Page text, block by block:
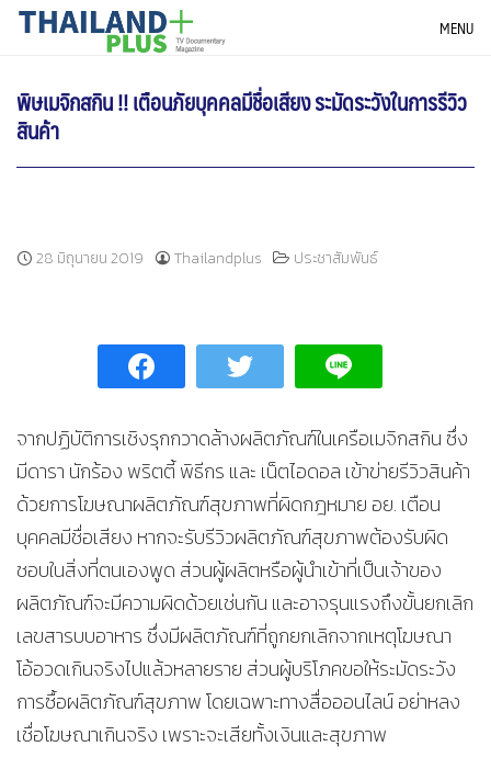
SkipTHAILANDPLUS NEWS MENU
พิษเมจิกสกิน !! เตือนภัยบุคคลมีชื่อเสียง ระมัดระวังในการรีวิว
สินค้า
28 มิถุนายน 2019 Thailandplus ประชาสัมพันธ์
จากปฏิบัติการเชิงรุกกวาดล้างผลิตภัณฑ์ในเครือเมจิกสกิน ซึ่ง
มีดารา นักร้อง พริตตี้ พิธีกร และ เน็ตไอดอล เข้าข่ายรีวิวสินค้า
ด้วยการโฆษณาผลิตภัณฑ์สุขภาพที่ผิดกฎหมาย อย. เตือน
บุคคลมีชื่อเสียง หากจะรับรีวิวผลิตภัณฑ์สุขภาพต้องรับผิด
ชอบในสิ่งที่ตนเองพูด ส่วนผู้ผลิตหรือผู้นำเข้าที่เป็นเจ้าของ
ผลิตภัณฑ์จะมีความผิดด้วยเช่นกัน และอาจรุนแรงถึงขั้นยกเลิก
เลขสารบบอาหาร ซึ่งมีผลิตภัณฑ์ที่ถูกยกเลิกจากเหตุโฆษณา
โอ้อวดเกินจริงไปแล้วหลายราย ส่วนผู้บริโภคขอให้ระมัดระวัง
การซื้อผลิตภัณฑ์สุขภาพ โดยเฉพาะทางสื่อออนไลน์ อย่าหลง
เชื่อโฆษณาเกินจริง เพราะจะเสียทั้งเงินและสุขภาพ